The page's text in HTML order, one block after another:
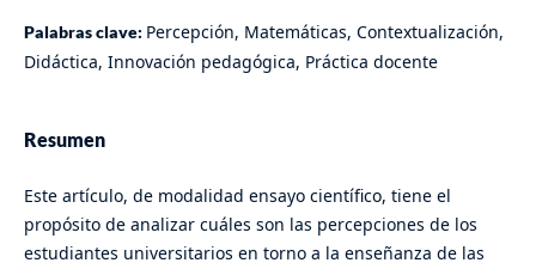
Palabras clave: Percepción, Matemáticas, Contextualización,
Didáctica, Innovación pedagógica, Práctica docente
Resumen
Este artículo, de modalidad ensayo científico, tiene el
propósito de analizar cuáles son las percepciones de los
estudiantes universitarios en torno a la enseñanza de las